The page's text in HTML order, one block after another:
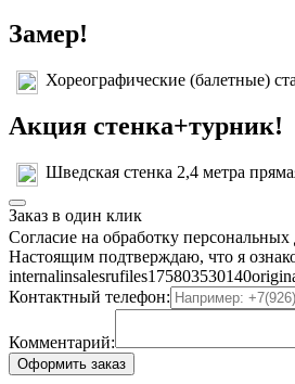
Замер!
Хореографические (балетные)
Акция стенка+турник!
Шведская стенка 2,4 метра
Заказ в один клик
Согласие на обработку
Настоящим подтверждаю, что я
Контактный телефон:
Комментарий:
Оформить заказ